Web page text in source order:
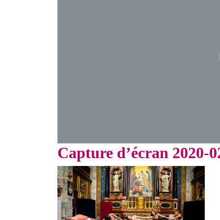
Capture d’écran 2020-